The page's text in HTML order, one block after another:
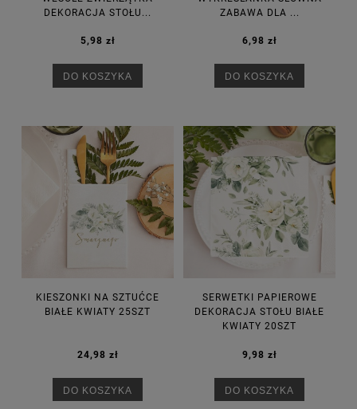
DEKORACJA STOŁU...
5,98 zł
DO KOSZYKA
ZABAWA DLA ...
6,98 zł
DO KOSZYKA
KIESZONKI NA SZTUĆCE
BIAŁE KWIATY 25SZT
24,98 zł
DO KOSZYKA
SERWETKI PAPIEROWE
DEKORACJA STOŁU BIAŁE
KWIATY 20SZT
9,98 zł
DO KOSZYKA